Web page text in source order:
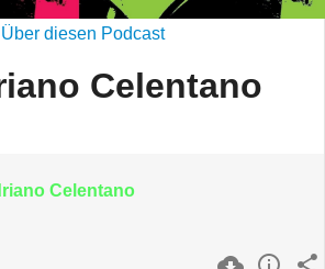
Über diesen Podcast
Celentano
Celentano